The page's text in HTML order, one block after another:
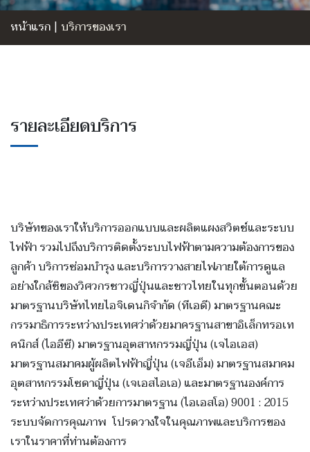
หน้าแรก | บริการของเรา
รายละเอียดบริการ
บริษัทของเราให้บริการออกแบบและผลิตแผงสวิตช์และระบบ
ไฟฟ้า รวมไปถึงบริการติดตั้งระบบไฟฟ้าตามความต้องการของ
ลูกค้า บริการซ่อมบำรุง และบริการวางสายไฟภายใต้การดูแล
อย่างใกล้ชิของวิศวกรชาวญี่ปุ่นและชาวไทยในทุกขั้นตอนด้วย
มาตรฐานบริษัทไทยไอจิเดนกิจำกัด (ทีเอดี) มาตรฐานคณะ
กรรมาธิการระหว่างประเทศว่าด้วยมาครฐานสาขาอิเล็กทรอเท
คนิกส์ (ไออีซี) มาตรฐานอุตสาหกรรมญี่ปุ่น (เจไอเอส)
มาตรฐานสมาคมผู้ผลิตไฟฟ้าญี่ปุ่น (เจอีเอ็ม) มาตรฐานสมาคม
อุตสาหกรรมโซดาญี่ปุ่น (เจเอสไอเอ) และมาตรฐานองค์การ
ระหว่างประเทศว่าด้วยการมาตรฐาน (ไอเอสโอ) 9001 : 2015
ระบบจัดการคุณภาพ โปรดวางใจในคุณภาพและบริการของ
เราในราคาที่ท่านต้องการ